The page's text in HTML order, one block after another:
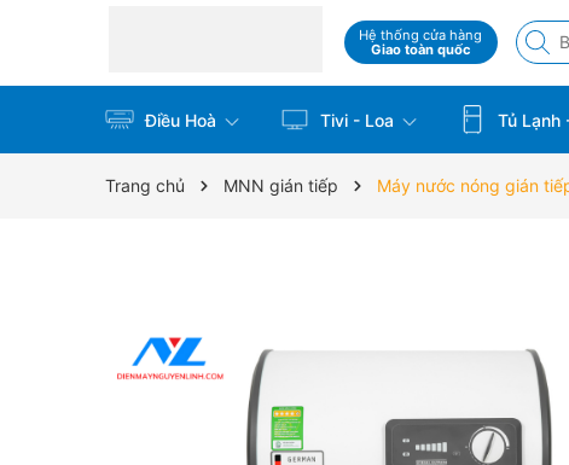
Hệ thống cửa hàng
Giao toàn quốc
Điều Hoà Tivi - Loa Tủ Lạnh
Trang chủ MNN gián tiếp Máy nước nóng gián